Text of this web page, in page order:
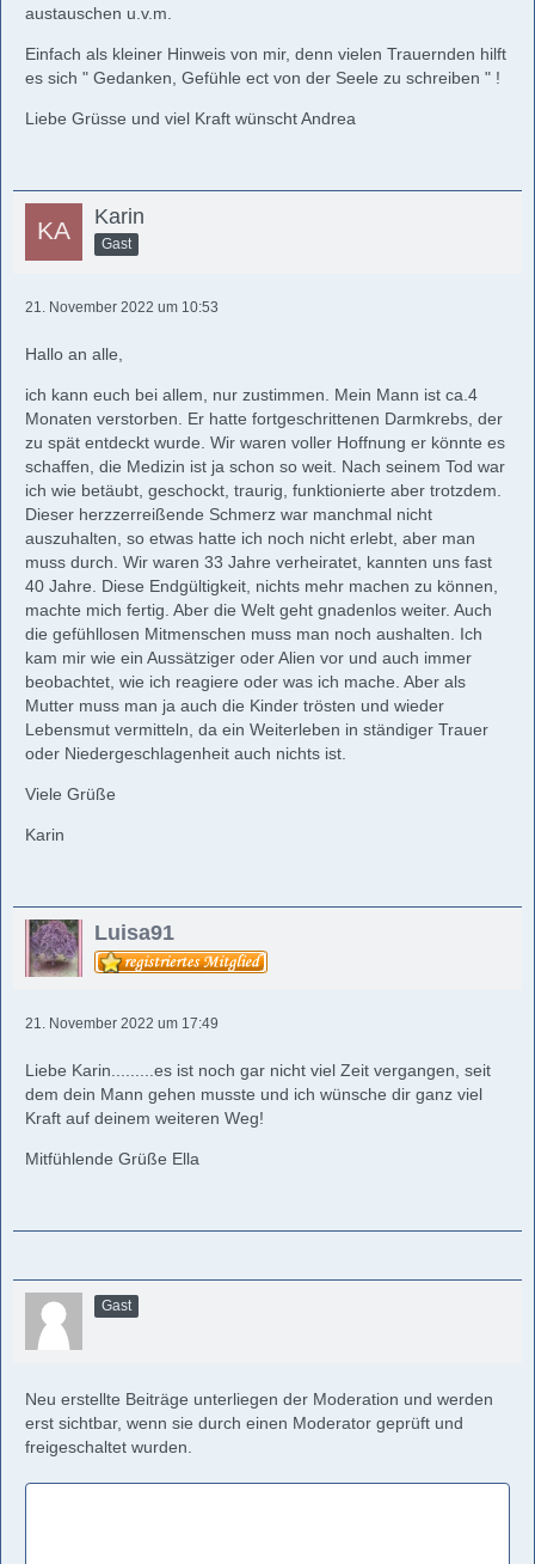
austauschen u.v.m.
Einfach als kleiner Hinweis von mir, denn vielen Trauernden hilft
es sich " Gedanken, Gefühle ect von der Seele zu schreiben " !
Liebe Grüsse und viel Kraft wünscht Andrea
Karin
Gast
21. November 2022 um 10:53
Hallo an alle,
ich kann euch bei allem, nur zustimmen. Mein Mann ist ca.4
Monaten verstorben. Er hatte fortgeschrittenen Darmkrebs, der
zu spät entdeckt wurde. Wir waren voller Hoffnung er könnte es
schaffen, die Medizin ist ja schon so weit. Nach seinem Tod war
ich wie betäubt, geschockt, traurig, funktionierte aber trotzdem.
Dieser herzzerreißende Schmerz war manchmal nicht
auszuhalten, so etwas hatte ich noch nicht erlebt, aber man
muss durch. Wir waren 33 Jahre verheiratet, kannten uns fast
40 Jahre. Diese Endgültigkeit, nichts mehr machen zu können,
machte mich fertig. Aber die Welt geht gnadenlos weiter. Auch
die gefühllosen Mitmenschen muss man noch aushalten. Ich
kam mir wie ein Aussätziger oder Alien vor und auch immer
beobachtet, wie ich reagiere oder was ich mache. Aber als
Mutter muss man ja auch die Kinder trösten und wieder
Lebensmut vermitteln, da ein Weiterleben in ständiger Trauer
oder Niedergeschlagenheit auch nichts ist.
Viele Grüße
Karin
Luisa91
21. November 2022 um 17:49
Liebe Karin.........es ist noch gar nicht viel Zeit vergangen, seit
dem dein Mann gehen musste und ich wünsche dir ganz viel
Kraft auf deinem weiteren Weg!
Mitfühlende Grüße Ella
Gast
Neu erstellte Beiträge unterliegen der Moderation und werden
erst sichtbar, wenn sie durch einen Moderator geprüft und
freigeschaltet wurden.